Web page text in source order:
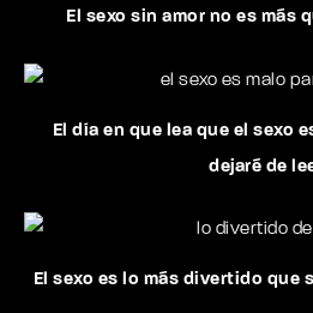
El sexo sin amor no es más
El día en que lea que el sexo
dejaré de
El sexo es lo más divertido que